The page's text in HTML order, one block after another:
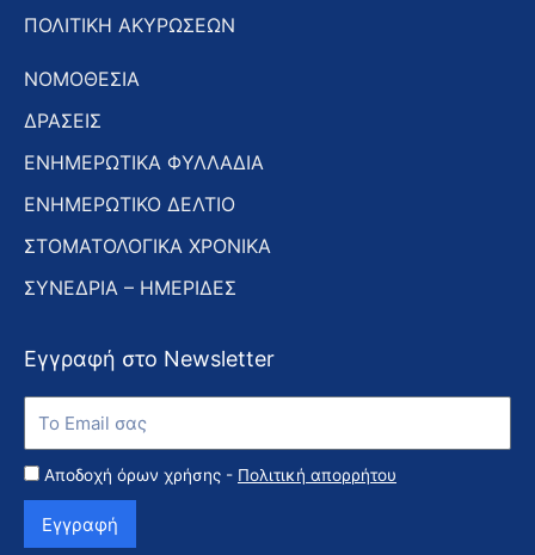
ΠΟΛΙΤΙΚΗ ΑΚΥΡΩΣΕΩΝ
ΝΟΜΟΘΕΣΙΑ
ΔΡΑΣΕΙΣ
ΕΝΗΜΕΡΩΤΙΚΑ ΦΥΛΛΑΔΙΑ
ΕΝΗΜΕΡΩΤΙΚΟ ΔΕΛΤΙΟ
ΣΤΟΜΑΤΟΛΟΓΙΚΑ ΧΡΟΝΙΚΑ
ΣΥΝΕΔΡΙΑ – ΗΜΕΡΙΔΕΣ
Εγγραφή στο Newsletter
στο
Newsletter
Αποδοχή όρων χρήσης - Πολιτική απορρήτου
Εγγραφή